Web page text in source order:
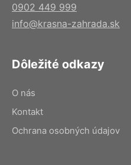
0902 449 999
info@krasna-zahrada.sk
Dôležité odkazy
O nás
Kontakt
Ochrana osobných údajov